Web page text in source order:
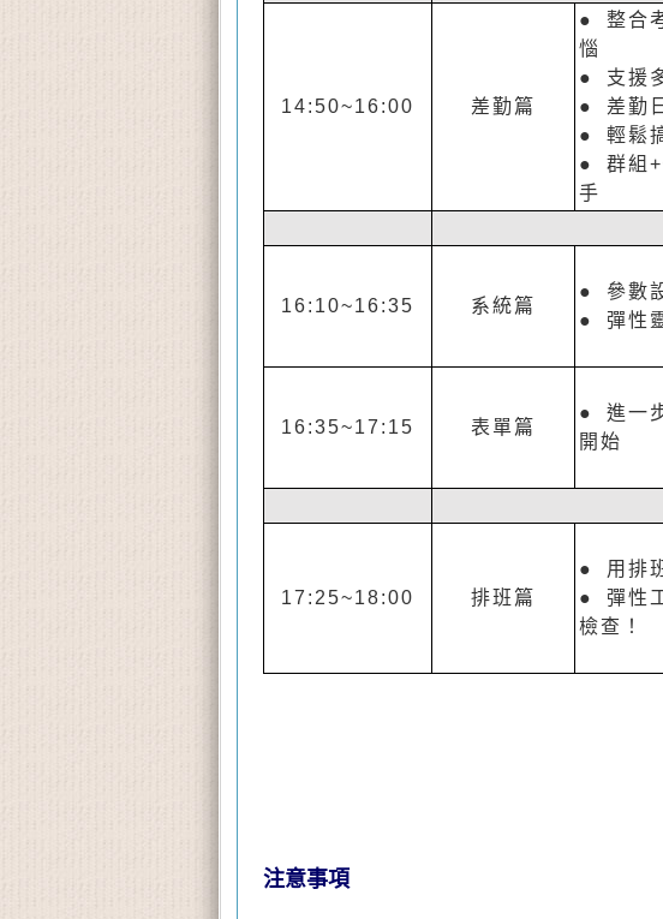
14:50~16:00 差勤篇
● 整合
惱
● 支援
● 差勤
● 輕鬆
● 群組+
手
16:10~16:35 系統篇
● 參數
● 彈性
16:35~17:15 表單篇
● 進一
開始
17:25~18:00 排班篇
● 用排
● 彈性
檢查！
注意事項